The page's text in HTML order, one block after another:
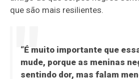
que são mais resilientes.
“É muito importante que
mude, porque as meninas
sentindo dor, mas falam